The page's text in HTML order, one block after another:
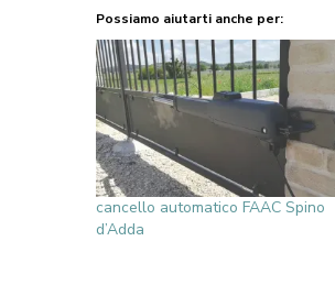
Possiamo aiutarti anche per:
cancello automatico FAAC Spino
d’Adda